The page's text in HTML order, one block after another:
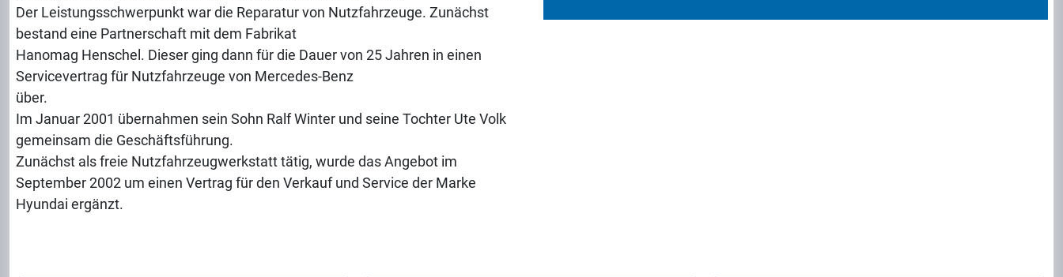
Der Leistungsschwerpunkt war die Reparatur von Nutzfahrzeuge. Zunächst
bestand eine Partnerschaft mit dem Fabrikat
Hanomag Henschel. Dieser ging dann für die Dauer von 25 Jahren in einen
Servicevertrag für Nutzfahrzeuge von Mercedes-Benz
über.
Im Januar 2001 übernahmen sein Sohn Ralf Winter und seine Tochter Ute Volk
gemeinsam die Geschäftsführung.
Zunächst als freie Nutzfahrzeugwerkstatt tätig, wurde das Angebot im
September 2002 um einen Vertrag für den Verkauf und Service der Marke
Hyundai ergänzt.